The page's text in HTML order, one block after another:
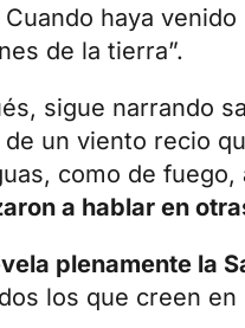
haya
de la tierra”.
sigue narrando
un viento recio
como de
a hablar en
plenamente la
los que creen en